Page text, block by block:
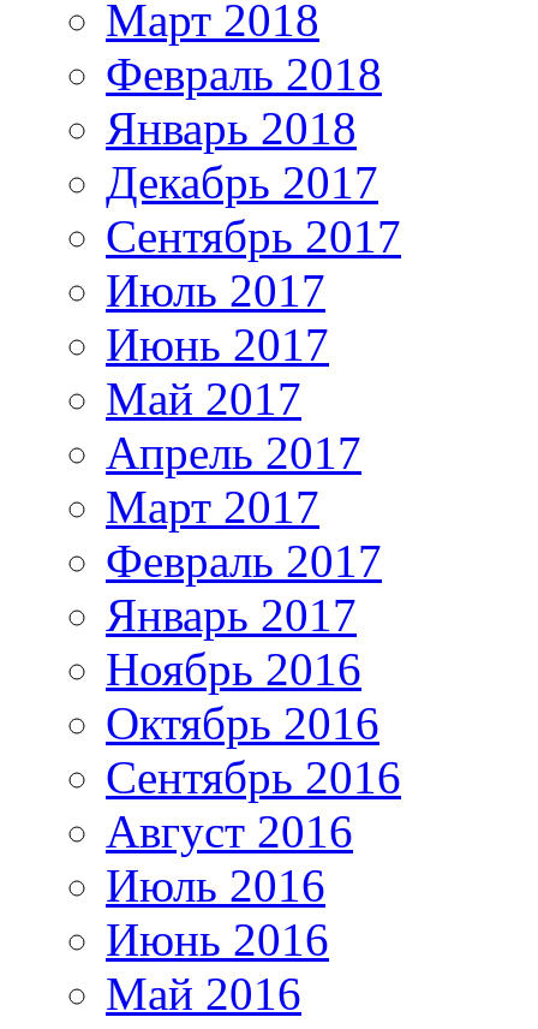
Март 2018
Февраль 2018
Январь 2018
Декабрь 2017
Сентябрь 2017
Июль 2017
Июнь 2017
Май 2017
Апрель 2017
Март 2017
Февраль 2017
Январь 2017
Ноябрь 2016
Октябрь 2016
Сентябрь 2016
Август 2016
Июль 2016
Июнь 2016
Май 2016